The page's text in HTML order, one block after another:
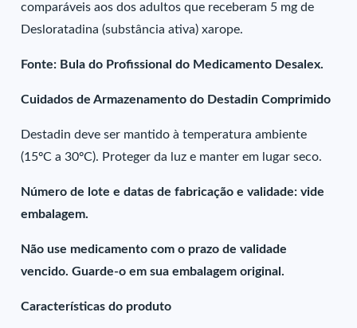
comparáveis aos dos adultos que receberam 5 mg de
Desloratadina (substância ativa) xarope.
Fonte: Bula do Profissional do Medicamento Desalex.
Cuidados de Armazenamento do Destadin Comprimido
Destadin deve ser mantido à temperatura ambiente
(15ºC a 30ºC). Proteger da luz e manter em lugar seco.
Número de lote e datas de fabricação e validade: vide
embalagem.
Não use medicamento com o prazo de validade
vencido. Guarde-o em sua embalagem original.
Características do produto